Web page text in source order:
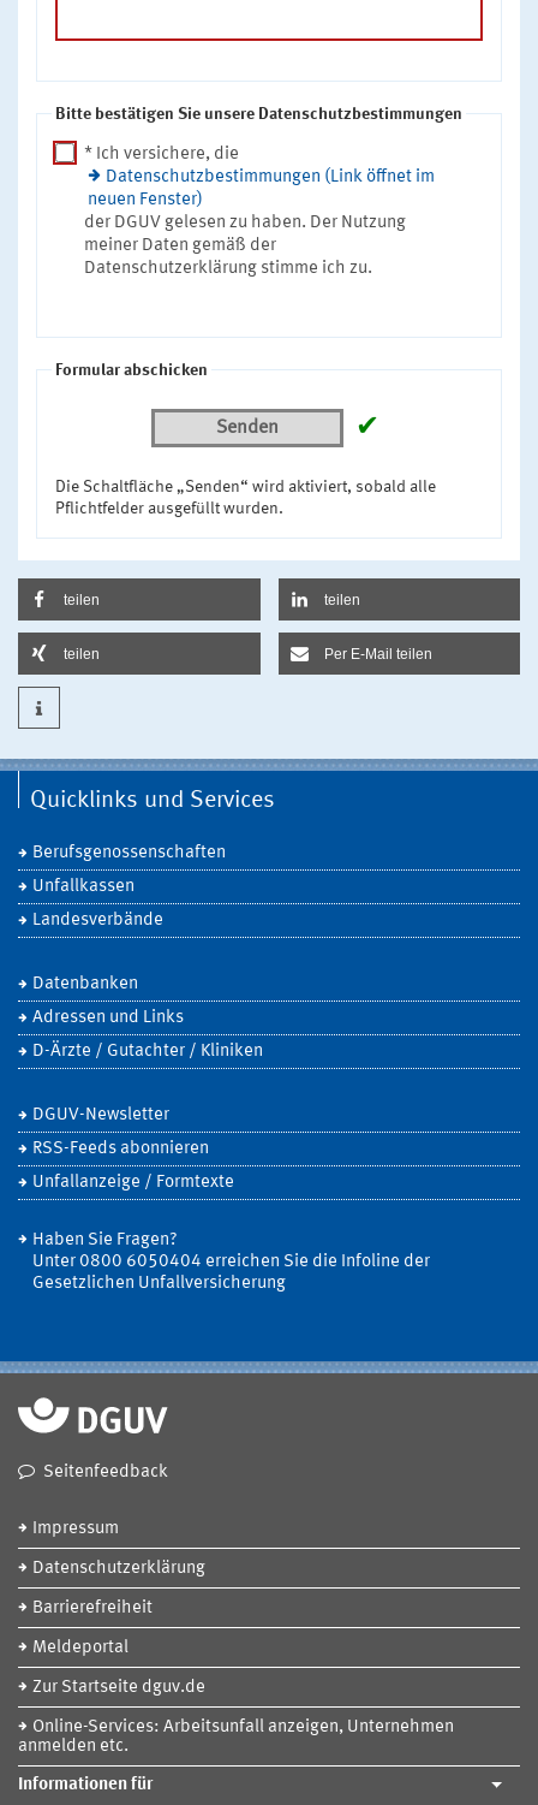
Bitte bestätigen Sie unsere Datenschutzbestimmungen
* Ich versichere, die
Datenschutzbestimmungen (Link öffnet im
neuen Fenster)
der DGUV gelesen zu haben. Der Nutzung
meiner Daten gemäß der
Datenschutzerklärung stimme ich zu.
Formular abschicken
Senden ✔
Die Schaltfläche „Senden“ wird aktiviert, sobald alle
Pflichtfelder ausgefüllt wurden.
teilen teilen
teilen Per E-Mail teilen
Quicklinks und Services
Berufsgenossenschaften
Unfallkassen
Landesverbände
Datenbanken
Adressen und Links
D-Ärzte / Gutachter / Kliniken
DGUV-Newsletter
RSS-Feeds abonnieren
Unfallanzeige / Formtexte
Haben Sie Fragen?
Unter 0800 6050404 erreichen Sie die Infoline der
Gesetzlichen Unfallversicherung
Seitenfeedback
Impressum
Datenschutzerklärung
Barrierefreiheit
Meldeportal
Zur Startseite dguv.de
Online-Services: Arbeitsunfall anzeigen, Unternehmen
anmelden etc.
Informationen für